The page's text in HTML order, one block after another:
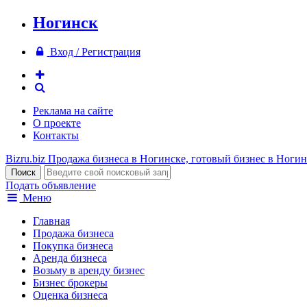
Ногинск
Вход / Регистрация
Реклама на сайте
О проекте
Контакты
Bizru.biz Продажа бизнеса в Ногинске, готовый бизнес в
Подать объявление
Меню
Главная
Продажа бизнеса
Покупка бизнеса
Аренда бизнеса
Возьму в аренду бизнес
Бизнес брокеры
Оценка бизнеса